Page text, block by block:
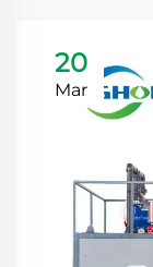
20
Mar